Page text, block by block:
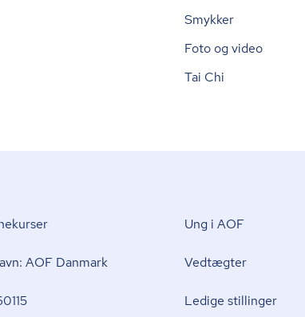
Smykker
Foto og video
Tai Chi
AOF Danmark
Ung i AOF
Vedtægter
Ledige stillinger